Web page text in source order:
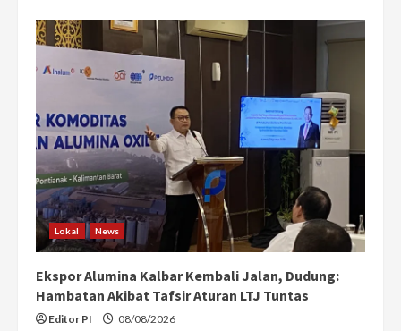
Lokal News
Ekspor Alumina Kalbar Kembali Jalan, Dudung:
Hambatan Akibat Tafsir Aturan LTJ Tuntas
Editor PI 08/08/2026